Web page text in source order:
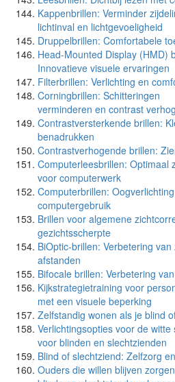
Kappenbrillen: Verminder
lichtinval en lichtgevoeligheid
Druppelbrillen: Comfortabele
Head-Mounted Display (HMD)
Innovatieve visuele ervaringen
Filterbrillen: Verlichting en
Corningbrillen: Schitteringen
verminderen en contrast
Contrastversterkende brillen:
benadrukken
Contrastverhogende brillen:
Computerleesbrillen: Optimaal
voor computerwerk
Computerbrillen:
computergebruik
Brillen voor algemene
gezichtsscherpte
BiOptic-brillen: Verbetering
afstanden
Bifocale brillen: Verbetering
Kijkstrategietraining voor
met een visuele beperking
Zelfstandig wonen als je blind
Verlichtingsopties voor de witte
voor blinden en slechtzienden
Blind of slechtziend: Zelfzorg
Ouders die willen blijven